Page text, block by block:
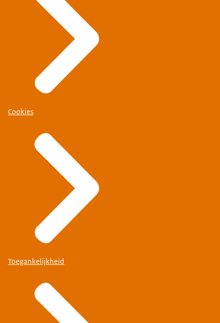
Cookies
Toegankelijkheid